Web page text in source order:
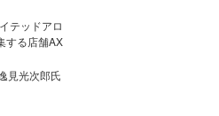
テッドアロ
する店舗AX
見光次郎氏